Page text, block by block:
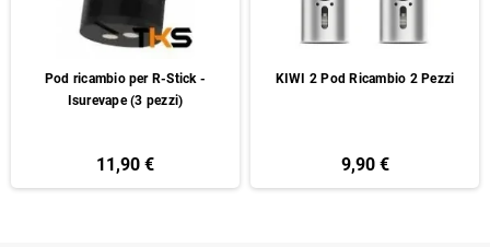
Pod ricambio per R-Stick -
Isurevape (3 pezzi)
11,90 €
KIWI 2 Pod Ricambio 2 Pezzi
9,90 €